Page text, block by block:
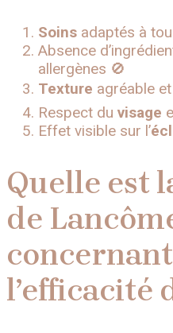
Soins adaptés à
Absence
allergènes 🚫
Texture agréable
Respect du visage
Effet visible sur l’
Quelle est
de
l’efficacité